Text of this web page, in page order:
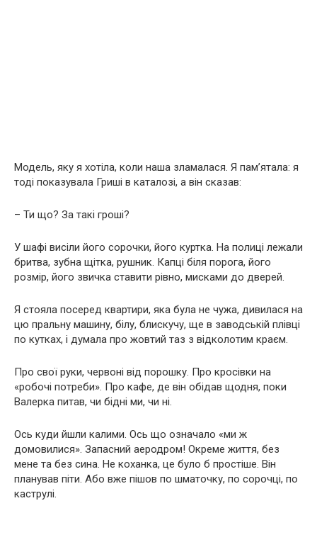
Модель, яку я хотіла, коли наша зламалася. Я пам’ятала: я
тоді показувала Гриші в каталозі, а він сказав:
– Ти що? За такі гроші?
У шафі висіли його сорочки, його куртка. На полиці лежали
бритва, зубна щітка, рушник. Капці біля порога, його
розмір, його звичка ставити рівно, мисками до дверей.
Я стояла посеред квартири, яка була не чужа, дивилася на
цю пральну машину, білу, блискучу, ще в заводській плівці
по кутках, і думала про жовтий таз з відколотим краєм.
Про свої руки, червоні від порошку. Про кросівки на
«робочі потреби». Про кафе, де він обідав щодня, поки
Валерка питав, чи бідні ми, чи ні.
Ось куди йшли калими. Ось що означало «ми ж
домовилися». Запасний аеродром! Окреме життя, без
мене та без сина. Не коханка, це було б простіше. Він
планував піти. Або вже пішов по шматочку, по сорочці, по
каструлі.